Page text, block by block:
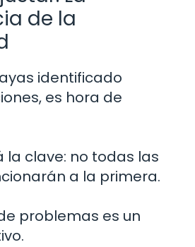
de la
identificado
es hora de
la clave: no todas las
a la primera.
problemas es un